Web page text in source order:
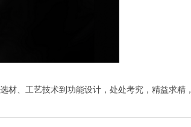
材、工艺技术到功能设计，处处考究，精益求精